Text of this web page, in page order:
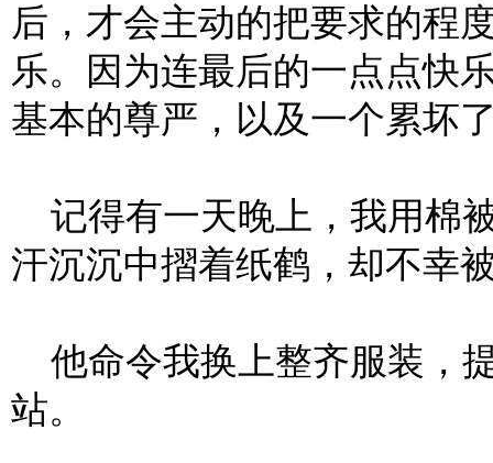
后，才会主动的把要求的程
乐。因为连最后的一点点快
基本的尊严，以及一个累坏
记得有一天晚上，我用棉
汗沉沉中摺着纸鹤，却不幸
他命令我换上整齐服装，
站。